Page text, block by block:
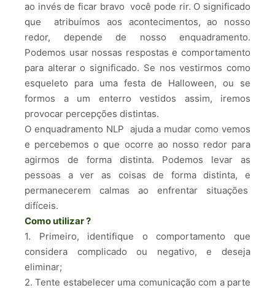
ao invés de ficar bravo você pode rir. O significado
que atribuímos aos acontecimentos, ao nosso
redor, depende de nosso enquadramento.
Podemos usar nossas respostas e comportamento
para alterar o significado. Se nos vestirmos como
esqueleto para uma festa de Halloween, ou se
formos a um enterro vestidos assim, iremos
provocar percepções distintas.
O enquadramento NLP ajuda a mudar como vemos
e percebemos o que ocorre ao nosso redor para
agirmos de forma distinta. Podemos levar as
pessoas a ver as coisas de forma distinta, e
permanecerem calmas ao enfrentar situações
difíceis.
Como utilizar ?
1. Primeiro, identifique o comportamento que
considera complicado ou negativo, e deseja
eliminar;
2. Tente estabelecer uma comunicação com a parte